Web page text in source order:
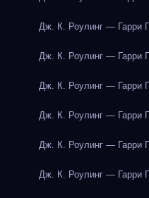
Дж. К. Роулинг — Гарри
Дж. К. Роулинг — Гарри
Дж. К. Роулинг — Гарри
Дж. К. Роулинг — Гарри
Дж. К. Роулинг — Гарри
Дж. К. Роулинг — Гарри